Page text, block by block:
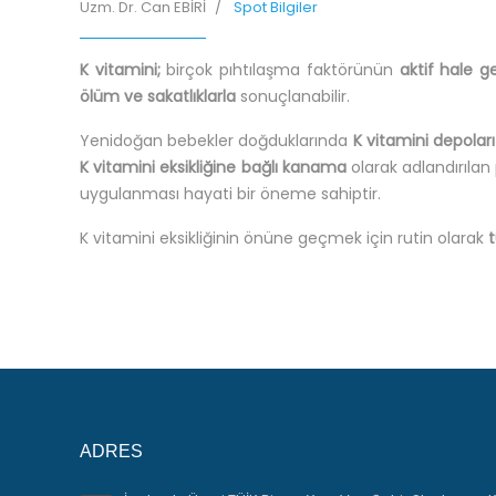
Uzm. Dr. Can EBİRİ Spot Bilgiler
K vitamini;birçok pıhtılaşma faktörünün aktif hale
ölüm ve sakatlıklarla sonuçlanabilir.
Yenidoğan bebekler doğduklarında K vitamini depoları
K vitamini eksikliğine bağlı kanamaolarak
uygulanması hayati bir öneme sahiptir.
K vitamini eksikliğinin önüne geçmek için rutin olarak
ADRES